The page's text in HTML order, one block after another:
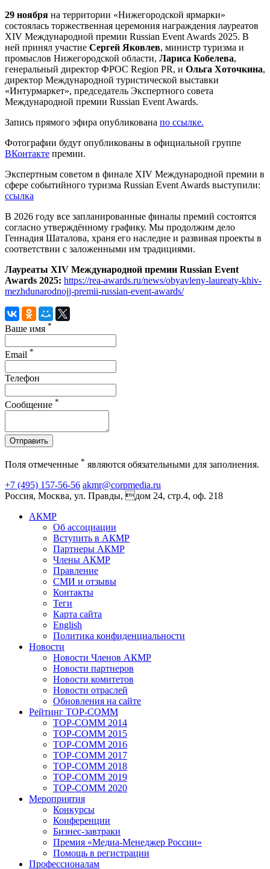
29 ноября на территории «Нижегородской ярмарки»
состоялась торжественная церемония награждения лауреатов
XIV Международной премии Russian Event Awards 2025. В
ней принял участие Сергей Яковлев, министр туризма и
промыслов Нижегородской области, Лариса Кобелева,
генеральный директор ФРОС Region PR, и Ольга Хоточкина,
директор Международной туристической выставки
«Интурмаркет», председатель Экспертного совета
Международной премии Russian Event Awards.
Запись прямого эфира опубликована по ссылке.
Фотографии будут опубликованы в официальной группе
ВКонтакте премии.
Экспертным советом в финале ХIV Международной премии в
сфере событийного туризма Russian Event Awards выступили:
ссылка
В 2026 году все запланированные финалы премий состоятся
согласно утверждённому графику. Мы продолжим дело
Геннадия Шаталова, храня его наследие и развивая проекты в
соответствии с заложенными им традициями.
Лауреаты ХIV Международной премии Russian Event
Awards 2025: https://rea-awards.ru/news/obyavleny-laureaty-khiv-
mezhdunarodnojj-premii-russian-event-awards/
Ваше имя *
Email *
Телефон
Сообщение *
Отправить
Поля отмеченные * являются обязательными для заполнения.
+7 (495) 157-56-56 akmr@corpmedia.ru
Россия, Москва, ул. Правды, дом 24, стр.4, оф. 218
АКМР
Об ассоциации
Вступить в АКМР
Партнеры АКМР
Члены АКМР
Правление
СМИ и отзывы
Контакты
Теги
Карта сайта
English
Политика конфиденциальности
Новости
Новости Членов АКМР
Новости партнеров
Новости комитетов
Новости отраслей
Обновления на сайте
Рейтинг TOP-COMM
TOP-COMM 2014
TOP-COMM 2015
TOP-COMM 2016
TOP-COMM 2017
TOP-COMM 2018
TOP-COMM 2019
TOP-COMM 2020
Мероприятия
Конкурсы
Конференции
Бизнес-завтраки
Премия «Медиа-Менеджер России»
Помощь в регистрации
Профессионалам